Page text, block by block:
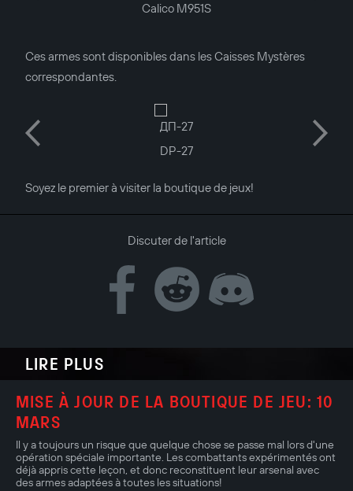
Calico M951S
Ces armes sont disponibles dans les Caisses Mystères
correspondantes.
DP-27
Soyez le premier à visiter la boutique de jeux!
Discuter de l'article
LIRE PLUS
MISE À JOUR DE LA BOUTIQUE DE JEU: 10
MARS
Il y a toujours un risque que quelque chose se passe mal lors d'une
opération spéciale importante. Les combattants expérimentés ont
déjà appris cette leçon, et donc reconstituent leur arsenal avec
des armes adaptées à toutes les situations!